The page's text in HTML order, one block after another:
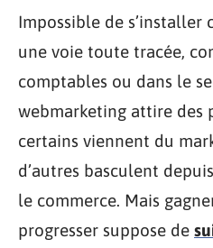
Impossible de
une voie toute tracée,
comptables ou dans le
webmarketing attire des
certains viennent du
d’autres basculent
le commerce. Mais
progresser suppose de